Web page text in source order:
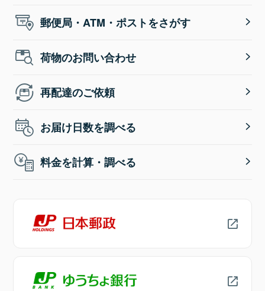
郵便局・ATM・ポストをさがす
荷物のお問い合わせ
再配達のご依頼
お届け日数を調べる
料金を計算・調べる